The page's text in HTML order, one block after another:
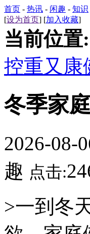
首页 - 热讯 - 闲趣 - 知识
[设为首页] [加入收藏]
当前位置:
控重又康
冬季家
2026-08-
趣 点击:
>一到冬